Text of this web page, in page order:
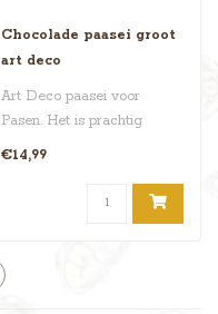
Chocolade paasei groot
art deco
Art Deco paasei voor
Pasen. Het is prachtig
gedecoreerd, volledig
€14,99